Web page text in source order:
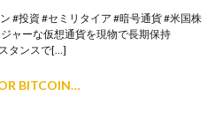
#投資 #セミリタイア #暗号通貨 #米国株
ャーな仮想通貨を現物で長期保持
タンスで[…]
BITCOIN…